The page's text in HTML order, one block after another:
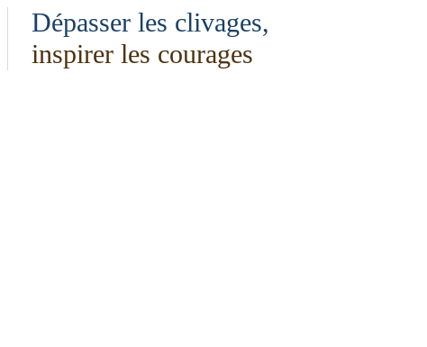
Dépasser les clivages,
inspirer les courages